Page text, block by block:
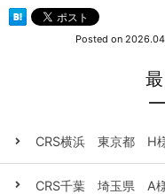
Posted on
CRS横浜 東京都 H
CRS千葉 埼玉県 A